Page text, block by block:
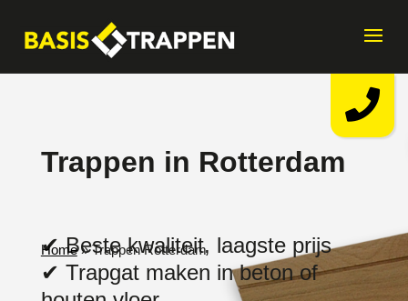
Trappen in Rotterdam
✔ Beste kwaliteit, laagste prijs
✔ Trapgat maken in beton of
Home»Trappen Rotterdam